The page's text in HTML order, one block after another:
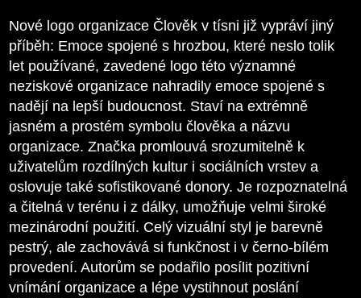
Nové logo organizace Člověk v tísni již vypráví jiný
příběh: Emoce spojené s hrozbou, které neslo tolik
let používané, zavedené logo této významné
neziskové organizace nahradily emoce spojené s
nadějí na lepší budoucnost. Staví na extrémně
jasném a prostém symbolu člověka a názvu
organizace. Značka promlouvá srozumitelně k
uživatelům rozdílných kultur i sociálních vrstev a
oslovuje také sofistikované donory. Je rozpoznatelná
a čitelná v terénu i z dálky, umožňuje velmi široké
mezinárodní použití. Celý vizuální styl je barevně
pestrý, ale zachovává si funkčnost i v černo-bílém
provedení. Autorům se podařilo posílit pozitivní
vnímání organizace a lépe vystihnout poslání